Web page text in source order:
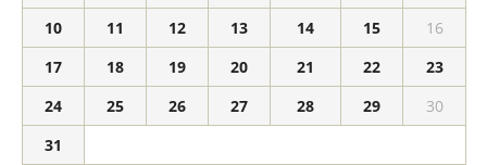
10
11 12 13 14 15
16
17
18 19 20 21 22
23
24
25 26 27 28 29
30
31